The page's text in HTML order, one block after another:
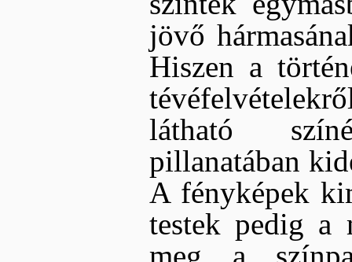
jövő
Hiszen a
látható
pillanatában
A fényképek
testek pedig a
meg a